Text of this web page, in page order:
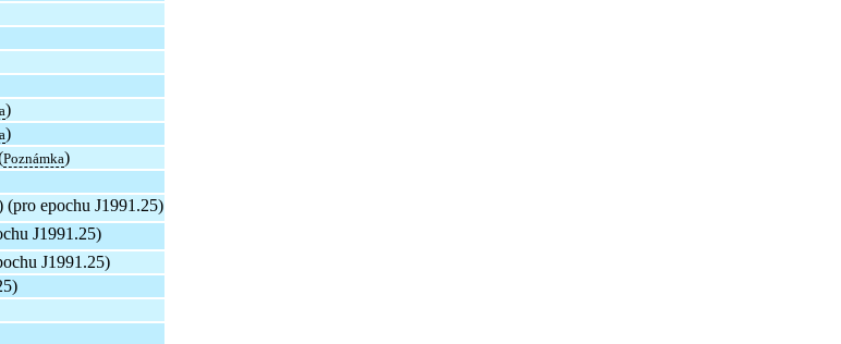
)
)
Poznámka)
epochu J1991.25)
J1991.25)
J1991.25)